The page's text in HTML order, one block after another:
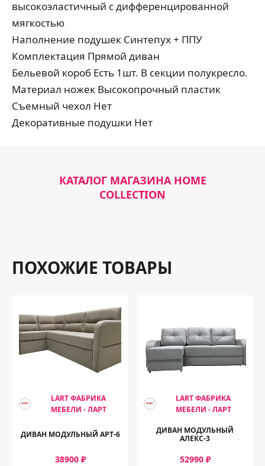
высокоэластичный с дифференцированной
мягкостью
Наполнение подушек Синтепух + ППУ
Комплектация Прямой диван
Бельевой короб Есть 1шт. В секции полукресло.
Материал ножек Высокопрочный пластик
Съемный чехол Нет
Декоративные подушки Нет
КАТАЛОГ МАГАЗИНА HOME
COLLECTION
ПОХОЖИЕ ТОВАРЫ
LART ФАБРИКА
МЕБЕЛИ - ЛАРТ
ДИВАН МОДУЛЬНЫЙ АРТ-6
38900 ₽
LART ФАБРИКА
МЕБЕЛИ - ЛАРТ
ДИВАН МОДУЛЬНЫЙ
АЛЕКС-3
52990 ₽